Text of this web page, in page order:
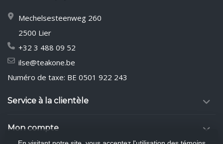
Mechelsesteenweg 260
2500 Lier
+32 3 488 09 52
ilse@teakone.be
Numéro de taxe: BE 0501 922 243
Service à la clientèle
Mon compte